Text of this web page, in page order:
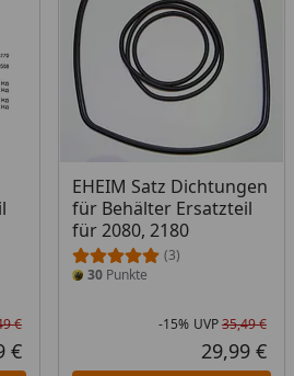
Ursprünglicher Preis
€
Aktueller Preis
€
EHEIM Satz Dichtungen
für Behälter Ersatzteil
für 2080, 2180
(3)
30Punkte
-15% UVP35,49 €
29,99 €